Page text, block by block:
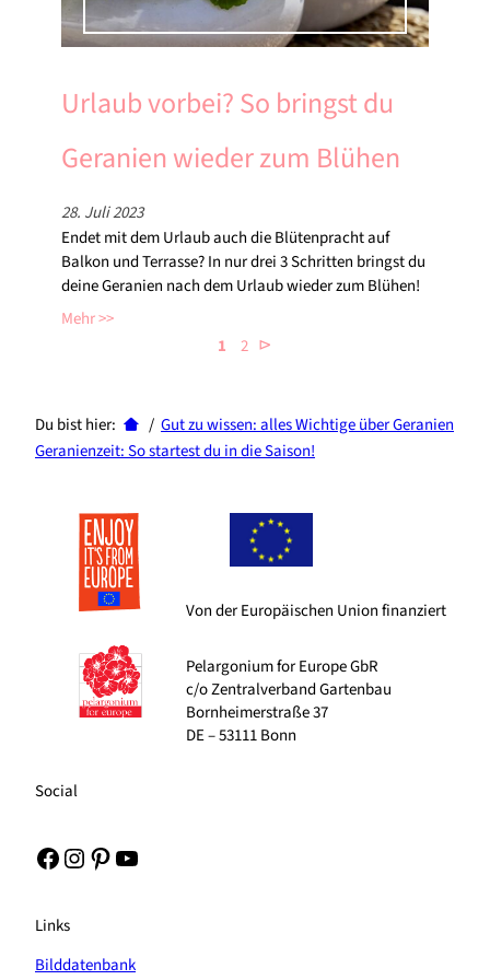
Urlaub vorbei? So bringst du
Geranien wieder zum Blühen
28. Juli 2023
Endet mit dem Urlaub auch die Blütenpracht auf
Balkon und Terrasse? In nur drei 3 Schritten bringst du
deine Geranien nach dem Urlaub wieder zum Blühen!
Mehr
1
2 ⊳
Du bist hier: / Gut zu wissen: alles Wichtige über Geranien
Geranienzeit: So startest du in die Saison!
Von der Europäischen Union finanziert
Pelargonium for Europe GbR
c/o Zentralverband Gartenbau
Bornheimerstraße 37
DE – 53111 Bonn
Social
Facebook Instagram Pinterest YouTube
Links
Bilddatenbank